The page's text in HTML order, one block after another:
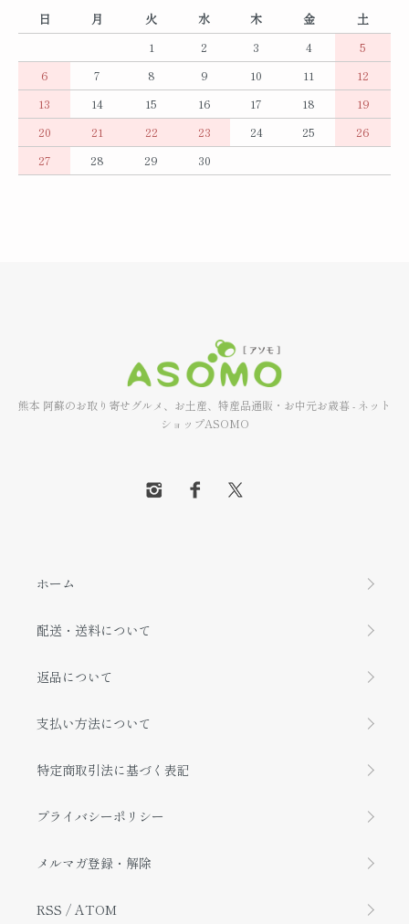
日 月 火 水 木 金
土
1
2 3 4
5
6
7 8 9 10 11
12
13
14 15 16 17 18
19
20
21 22 23 24 25
26
27
28 29 30
熊本 阿蘇のお取り寄せグルメ、お土産、特産品通販・お中元お歳暮 - ネット
ショップASOMO
ホーム
配送・送料について
返品について
支払い方法について
特定商取引法に基づく表記
プライバシーポリシー
メルマガ登録・解除
RSS / ATOM